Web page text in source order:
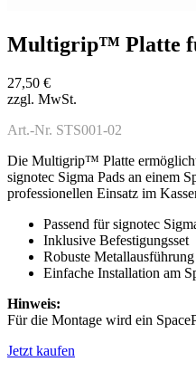
Multigrip™ Platte
27,50 €
zzgl. MwSt.
Art.-Nr. STS001-02
Die Multigrip™ Platte
signotec Sigma Pads an einem
professionellen Einsatz im
Passend für signotec
Inklusive Befestigungsset
Robuste
Einfache Installation am
Hinweis:
Für die Montage wird ein
Jetzt kaufen